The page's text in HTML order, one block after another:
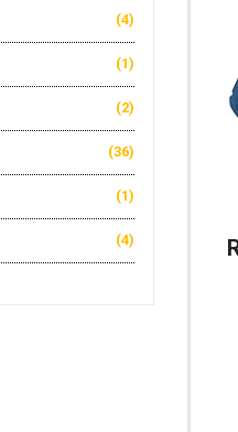
(4)
(1)
(2)
(36)
(1)
(4)